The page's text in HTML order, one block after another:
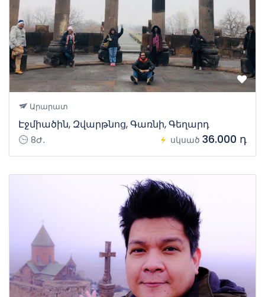
Արարատ
Էջմիածին, Զվարթնոց, Գառնի, Գեղարդ
8Ժ․ սկսած 36.000 դ